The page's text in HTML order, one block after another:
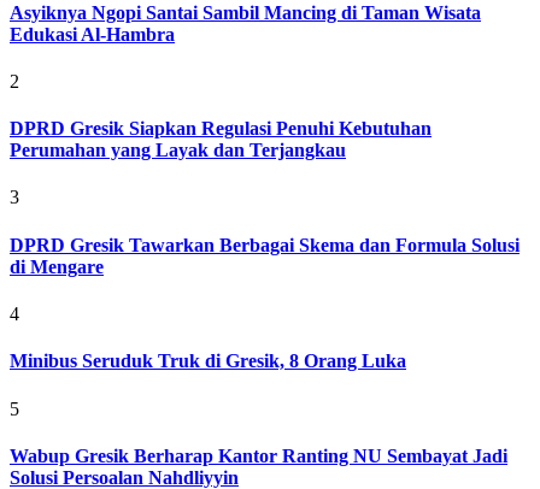
Asyiknya Ngopi Santai Sambil Mancing di Taman Wisata
Edukasi Al-Hambra
2
DPRD Gresik Siapkan Regulasi Penuhi Kebutuhan
Perumahan yang Layak dan Terjangkau
3
DPRD Gresik Tawarkan Berbagai Skema dan Formula Solusi
di Mengare
4
Minibus Seruduk Truk di Gresik, 8 Orang Luka
5
Wabup Gresik Berharap Kantor Ranting NU Sembayat Jadi
Solusi Persoalan Nahdliyyin